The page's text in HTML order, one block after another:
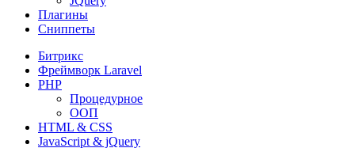
Плагины
Сниппеты
Битрикс
Фреймворк Laravel
PHP
Процедурное
ООП
HTML & CSS
JavaScript & jQuery